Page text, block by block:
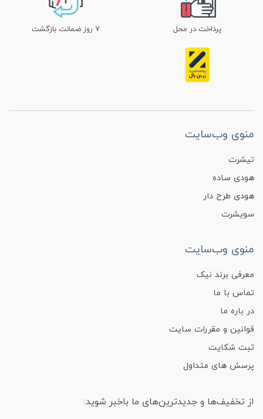
پرداخت در محل ۷ روز ضمانت بازگشت
منوی وب‌سایت
تیشرت
هودی ساده
هودی طرح دار
سویشرت
منوی وب‌سایت
معرفی برند نیک
تماس با ما
در باره ما
قوانین و مقررات سایت
ثبت شکایت
پرسش های متداول
از تخفیف‌ها و جدیدترین‌های ما باخبر شوید: